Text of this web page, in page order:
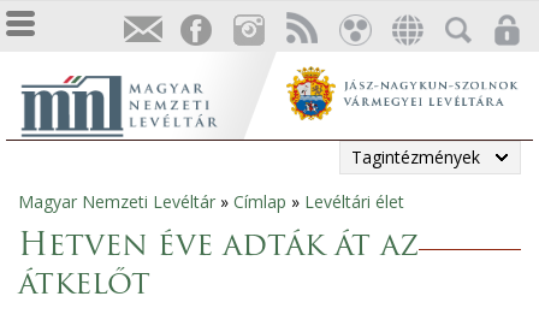
Tagintézmények
Jelenlegi
hely
Magyar Nemzeti Levéltár » Címlap » Levéltári élet
Hetven éve adták át az
átkelőt